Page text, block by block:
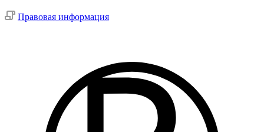
Правовая информация